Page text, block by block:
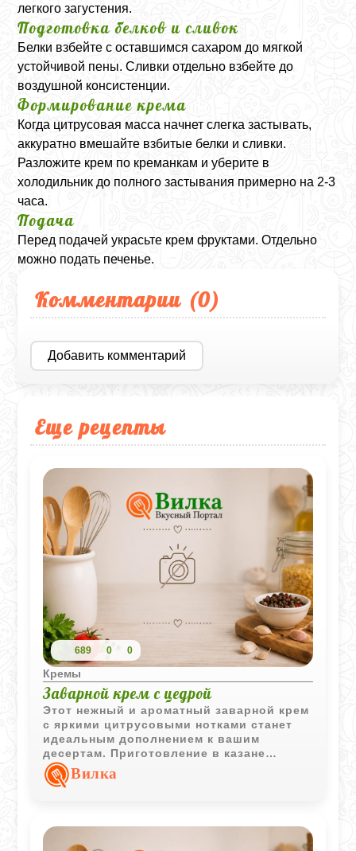
легкого загустения.
Подготовка белков и сливок
Белки взбейте с оставшимся сахаром до мягкой
устойчивой пены. Сливки отдельно взбейте до
воздушной консистенции.
Формирование крема
Когда цитрусовая масса начнет слегка застывать,
аккуратно вмешайте взбитые белки и сливки.
Разложите крем по креманкам и уберите в
холодильник до полного застывания примерно на 2-3
часа.
Подача
Перед подачей украсьте крем фруктами. Отдельно
можно подать печенье.
Комментарии (0)
Добавить комментарий
Еще рецепты
689 0 0
Кремы
Заварной крем с цедрой
Этот нежный и ароматный заварной крем
с яркими цитрусовыми нотками станет
идеальным дополнением к вашим
десертам. Приготовление в казане
обеспечивает равномерный прогрев, что
делает текстуру крема особенно гладкой
Вилка